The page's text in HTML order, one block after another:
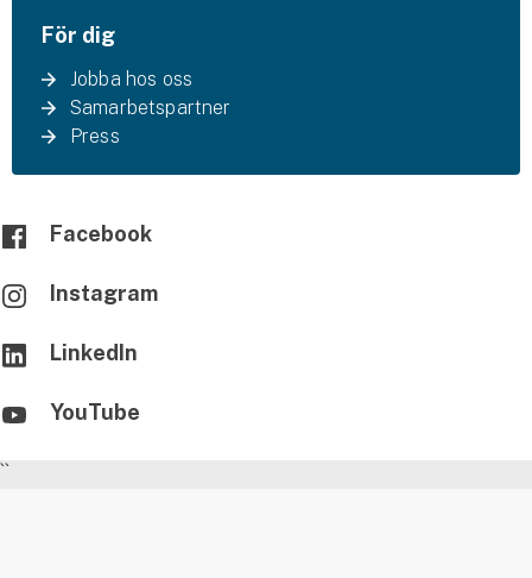
För dig
Jobba hos oss
Samarbetspartner
Press
Facebook
Instagram
LinkedIn
YouTube
``